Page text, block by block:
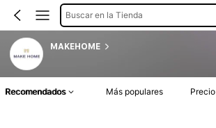
Buscar en la Tienda
MAKEHOME
Recomendados Más populares Precio